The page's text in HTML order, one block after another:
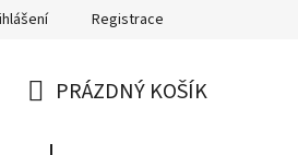
Blog
Registrace
PRÁZDNÝ KOŠÍK